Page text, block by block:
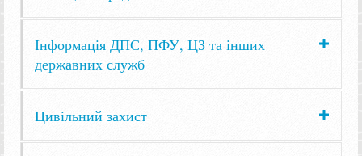
Інформація ДПС, ПФУ, ЦЗ та інших
державних служб
Цивільний захист